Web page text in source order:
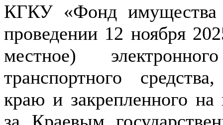
КГКУ «Фонд имущества
проведении 12 ноября
местное)
транспортного
краю и закрепленного на
за Краевым